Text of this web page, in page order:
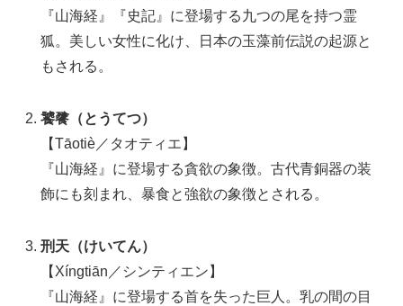
『山海経』『史記』に登場する九つの尾を持つ霊
狐。美しい女性に化け、日本の玉藻前伝説の起源と
もされる。
饕餮（とうてつ）
【Tāotiè／タオティエ】
『山海経』に登場する貪欲の象徴。古代青銅器の装
飾にも刻まれ、暴食と強欲の象徴とされる。
刑天（けいてん）
【Xíngtiān／シンティエン】
『山海経』に登場する首を失った巨人。乳の間の目